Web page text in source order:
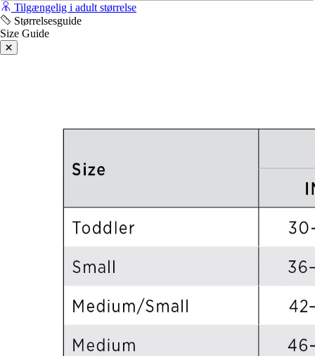
Tilgængelig i adult størrelse
Størrelsesguide
Size Guide